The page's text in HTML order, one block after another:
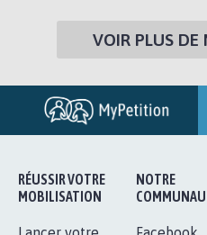
VOIR PLUS DE
RÉUSSIR VOTRE
MOBILISATION
NOTRE